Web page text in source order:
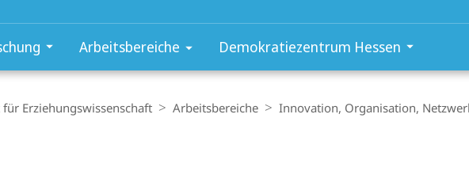
Arbeitsbereiche Demokratiezentrum Hessen
Erziehungswissenschaft Arbeitsbereiche Innovation, Organisation,